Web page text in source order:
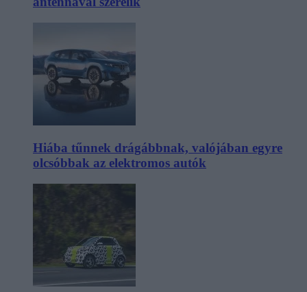
Hiába tűnnek drágábbnak, valójában egyre
olcsóbbak az elektromos autók